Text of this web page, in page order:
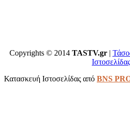
Copyrights © 2014 TASTV.gr|
Ιστοσελίδας
Κατασκευή Ιστοσελίδας από BNS